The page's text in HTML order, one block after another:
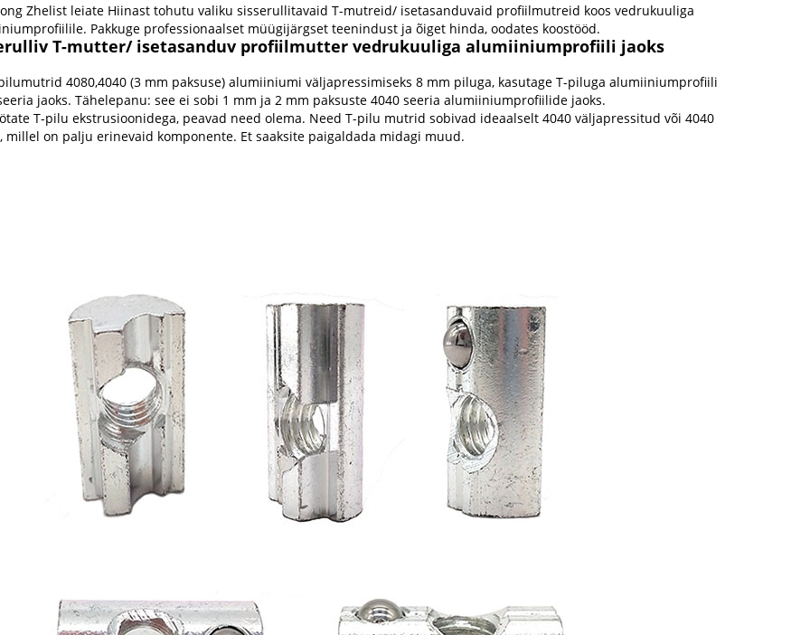
Zhelist leiate Hiinast tohutu valiku sisserullitavaid T-mutreid/ isetasanduvaid profiilmutreid koos vedrukuuliga
Pakkuge professionaalset müügijärgset teenindust ja õiget hinda, oodates koostööd.
T-mutter/ isetasanduv profiilmutter vedrukuuliga alumiiniumprofiili jaoks
4080,4040 (3 mm paksuse) alumiiniumi väljapressimiseks 8 mm piluga, kasutage T-piluga alumiiniumprofiili
jaoks. Tähelepanu: see ei sobi 1 mm ja 2 mm paksuste 4040 seeria alumiiniumprofiilide jaoks.
T-pilu ekstrusioonidega, peavad need olema. Need T-pilu mutrid sobivad ideaalselt 4040 väljapressitud või 4040
millel on palju erinevaid komponente. Et saaksite paigaldada midagi muud.